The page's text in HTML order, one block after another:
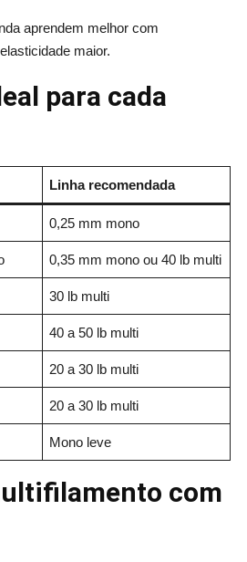
aprendem melhor com
maior.
para cada
Linha recomendada
0,25 mm mono
0,35 mm mono ou 40 lb multi
30 lb multi
40 a 50 lb multi
20 a 30 lb multi
20 a 30 lb multi
Mono leve
com